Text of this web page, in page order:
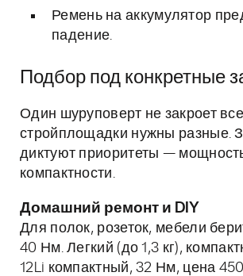
Ремень на аккумулятор
падение.
Подбор под конкретные
Один шуруповерт не закроет
стройплощадки нужны разные.
диктуют приоритеты —
компактности.
Домашний ремонт и DIY
Для полок, розеток, мебели
40 Нм. Легкий (до 1,3 кг),
12Li компактный, 32 Нм, цена